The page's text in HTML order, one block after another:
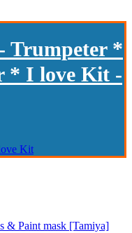
Trumpeter *
* I love Kit -
Kit
& Paint mask [Tamiya]